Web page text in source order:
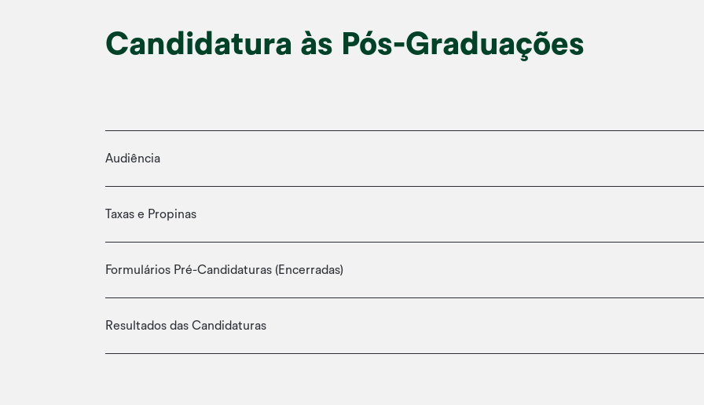
Candidatura às Pós-Graduações
Audiência
Taxas e Propinas
Formulários Pré-Candidaturas (Encerradas)
Resultados das Candidaturas